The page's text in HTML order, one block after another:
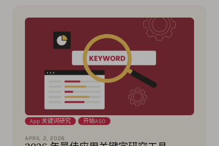
App 关键词研究 开始ASO
APRIL 2, 2026